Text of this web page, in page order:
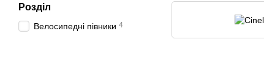
Розділ
Велосипедні півники 4